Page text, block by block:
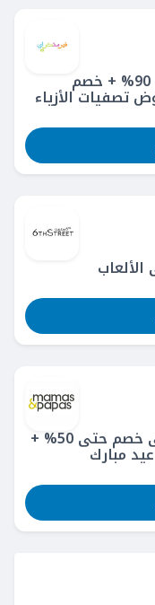
كود خصم فيرست كراي: خصم حتى 90% + خصم
كود خصم ماماز اند باباز: احصل على خصم حتى 50% +